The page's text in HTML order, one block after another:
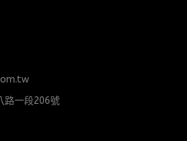
路一段206號